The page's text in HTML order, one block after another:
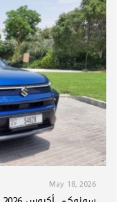
May 18, 2026